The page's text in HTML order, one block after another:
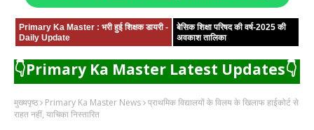
Primary Ka Master : भरी हुई शिक्षक डायरी -
Daily Update
बेसिक शिक्षा परिषद की वर्ष-2025 की
अवकाश तालिका
👇Primary Ka Master Latest Updates👇
मुख्यपृष्ठ Primary Ka Master News प्राथमिक विद्यालयों के विलय के खिलाफ हाईकोर्ट से
राहत नहीं, याचिका निस्तारित